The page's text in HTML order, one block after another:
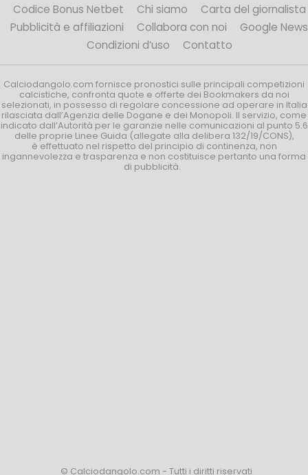
Codice Bonus Netbet
Chi siamo
Carta del giornalista
Pubblicità e affiliazioni
Collabora con noi
Google News
Condizioni d’uso
Contatto
Calciodangolo.com fornisce pronostici sulle principali competizioni
calcistiche, confronta quote e offerte dei Bookmakers da noi
selezionati, in possesso di regolare concessione ad operare in Italia
rilasciata dall’Agenzia delle Dogane e dei Monopoli. Il servizio, come
indicato dall’Autorità per le garanzie nelle comunicazioni al punto 5.6
delle proprie Linee Guida (allegate alla delibera 132/19/CONS),
è effettuato nel rispetto del principio di continenza, non
ingannevolezza e trasparenza e non costituisce pertanto una forma
di pubblicità.
© Calciodangolo.com - Tutti i diritti riservati